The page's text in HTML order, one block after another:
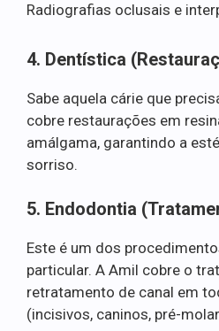
Radiografias oclusais e
4. Dentística
Sabe aquela cárie que
cobre restaurações em
amálgama, garantindo a
sorriso.
5. Endodontia
Este é um dos
particular. A Amil cobre o
retratamento de canal em
(incisivos, caninos, pré-